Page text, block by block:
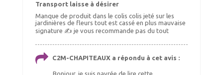
Transport laisse à désirer
Manque de produit dans le colis colis jeté sur les
jardinières de fleurs tout est cassé en plus mauvaise
signature ✍️ je vous recommande pas du tout
C2M-CHAPITEAUX a répondu à cet avis :